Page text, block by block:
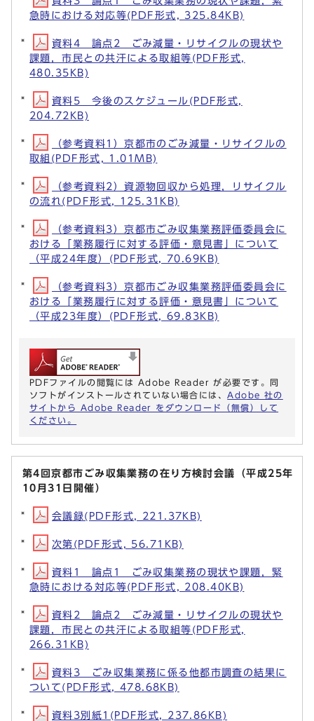
急時における対応等(PDF形式, 325.84KB)
資料4 論点2 ごみ減量・リサイクルの現状や
課題，市民との共汗による取組等(PDF形式,
480.35KB)
資料5 今後のスケジュール(PDF形式,
204.72KB)
（参考資料1）京都市のごみ減量・リサイクルの
取組(PDF形式, 1.01MB)
（参考資料2）資源物回収から処理，リサイクル
の流れ(PDF形式, 125.31KB)
（参考資料3）京都市ごみ収集業務評価委員会に
おける「業務履行に対する評価・意見書」について
（平成24年度）(PDF形式, 70.69KB)
（参考資料3）京都市ごみ収集業務評価委員会に
おける「業務履行に対する評価・意見書」について
（平成23年度）(PDF形式, 69.83KB)
PDFファイルの閲覧には Adobe Reader が必要です。同
ソフトがインストールされていない場合には、 Adobe 社の
サイトから Adobe Reader をダウンロード（無償）して
ください。
第4回京都市ごみ収集業務の在り方検討会議（平成25年
10月31日開催）
会議録(PDF形式, 221.37KB)
次第(PDF形式, 56.71KB)
資料1 論点1 ごみ収集業務の現状や課題，緊
急時における対応等(PDF形式, 208.40KB)
資料2 論点2 ごみ減量・リサイクルの現状や
課題，市民との共汗による取組等(PDF形式,
266.31KB)
資料3 ごみ収集業務に係る他都市調査の結果に
ついて(PDF形式, 478.68KB)
資料3別紙1(PDF形式, 237.86KB)